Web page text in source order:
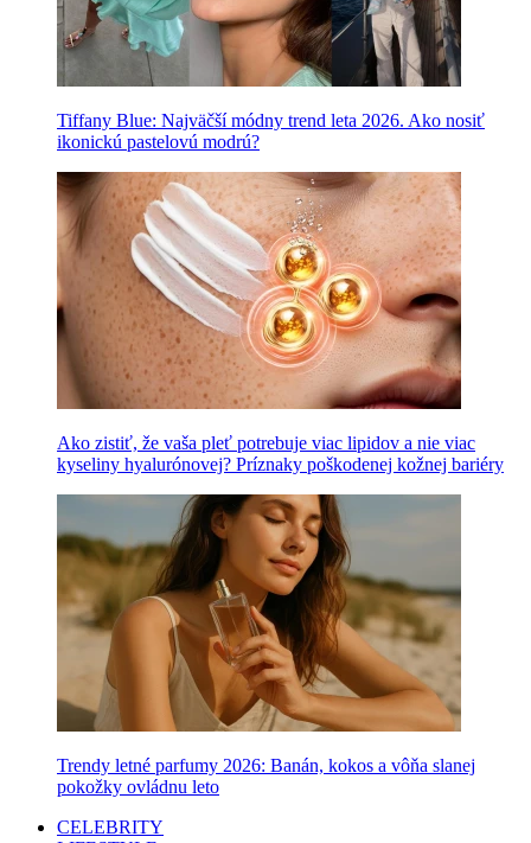
Tiffany Blue: Najväčší módny trend leta 2026. Ako nosiť
ikonickú pastelovú modrú?
Ako zistiť, že vaša pleť potrebuje viac lipidov a nie viac
kyseliny hyalurónovej? Príznaky poškodenej kožnej bariéry
Trendy letné parfumy 2026: Banán, kokos a vôňa slanej
pokožky ovládnu leto
CELEBRITY